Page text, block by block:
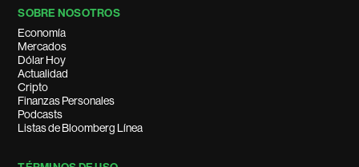
SOBRE NOSOTROS
Economía
Mercados
Dólar Hoy
Actualidad
Cripto
Finanzas Personales
Podcasts
Listas de Bloomberg Línea